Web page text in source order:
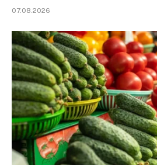
07.08.2026